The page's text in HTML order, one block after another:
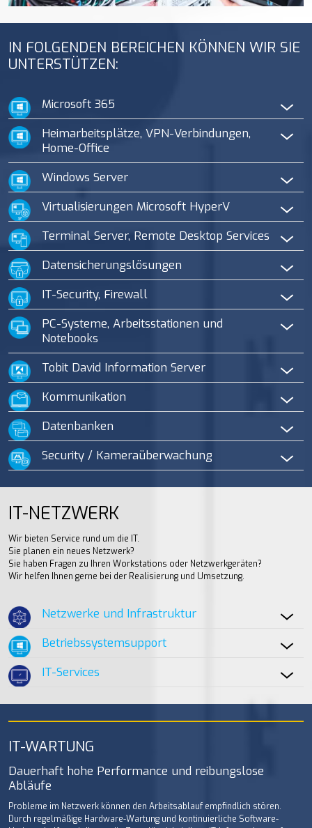
IN FOLGENDEN BEREICHEN KÖNNEN WIR SIE
UNTERSTÜTZEN:
Microsoft 365
Heimarbeitsplätze, VPN-Verbindungen,
Home-Office
Windows Server
Virtualisierungen Microsoft HyperV
Terminal Server, Remote Desktop Services
Datensicherungslösungen
IT-Security, Firewall
PC-Systeme, Arbeitsstationen und
Notebooks
Tobit David Information Server
Kommunikation
Datenbanken
Security / Kameraüberwachung
IT-NETZWERK
Wir bieten Service rund um die IT.
Sie planen ein neues Netzwerk?
Sie haben Fragen zu Ihren Workstations oder Netzwerkgeräten?
Wir helfen Ihnen gerne bei der Realisierung und Umsetzung.
Netzwerke und Infrastruktur
Betriebssystemsupport
IT-Services
IT-WARTUNG
Dauerhaft hohe Performance und reibungslose
Abläufe
Probleme im Netzwerk können den Arbeitsablauf empfindlich stören.
Durch regelmäßige Hardware-Wartung und kontinuierliche Software-